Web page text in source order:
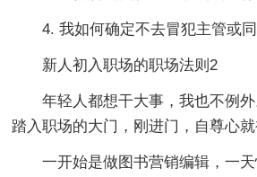
4. 我如何确定不去冒犯主管或
新人初入职场的职场法则2
年轻人都想干大事，我也不例外
踏入职场的大门，刚进门，自尊心就
一开始是做图书营销编辑，一天